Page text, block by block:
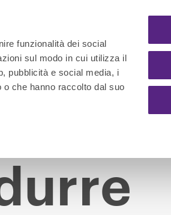
funzionalità dei social
sul modo in cui utilizza il
pubblicità e social media, i
che hanno raccolto dal suo